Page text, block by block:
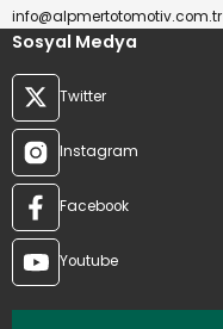
info@alpmertotomotiv.com.tr
Sosyal Medya
Twitter
Instagram
Facebook
Youtube